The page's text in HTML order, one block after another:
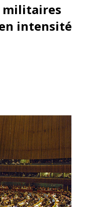
militaires
intensité